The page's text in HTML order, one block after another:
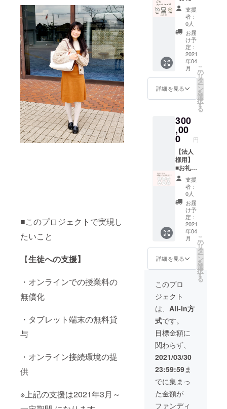
■このプロジェクトで実現し
たいこと
【生徒への支援】
・オンラインでの授業料の
無償化
・タブレット端末の無料貸
与
・オンライン接続環境の提
供
※上記の支援は2021年3月～
入くだ
さい。
で備考
へご記
入くだ
さい。
■注意
・お手
紙の送
付先に
つきま
備考内
へ住
ご記載
くださ
い。 ・
了後、
ご登録
いただ
きまし
たメー
ルアド
レスへ
送付完
了の旨
をお知
らせい
たしま
作品に
つきま
こちら
意した
作品に
す。 ・
いただ
きまし
た送付
先住所
やお名
前等の
個人情
報につ
きまし
ては送
きまし
て住
所、お
名前を
ご記載
くださ
い。 ・
可能な
場合
は、備
考欄へ
ナフル
ネー
ム）の
記入を
お願い
します
・もし
お礼動
画、お
礼メー
ル等不
要な場
合はお
手数で
はござ
います
が、そ
の旨ご
い。 ※
の発行
をご希
望され
る方
は、そ
の旨ご
記載く
ださ
支援
時、必
ず備考
欄にご
希望の
るメー
ルアド
レスに
お送り
しま
す。 ・
作品の
送付先
につき
まして
住所、
さい。
・作品
につき
まして
はこち
らでご
用意し
た作品
になり
ます。
・可能
な場合
は、備
考欄へ
お名前
（漢字/
フリガ
ナフル
記入を
お願い
します
・もし
お礼動
画、お
礼メー
ル等不
要な場
合はお
手数で
はござ
います
が、そ
の旨ご
記載く
直筆の
ものに
なりま
す！ ■
注意 ・
クラウ
ドファ
ンディ
ング終
了後、
登録し
ていた
だいて
メール
アドレ
スにお
送りし
ます。
・作品
の送付
先につ
きまし
て住
所、お
名前を
ご記載
くださ
い。 ・
作品に
つきま
しては
こちら
でご用
意した
作品に
なりま
す。 ・
可能な
場合
は、備
考欄へ
お名前
（漢字/
フリガ
ナフル
ネー
ム）の
記入を
お願い
ジにて
お名前
の掲
示】
【プロ
ジェク
トの進
捗をご
報告】
■内容
支援さ
せて頂
いた生
生・プ
ロジェ
クトメ
ンバー
より直
筆の手
紙 今回
のプロ
ジェク
トメン
バーか
らメッ
セージ
動画 ご
支援者
様へお
礼の
メール
ソロル
ホーム
ページ
にてお
名前の
掲示 プ
ロジェ
クトの
進捗を
ご報告
■詳細
・今回
ご支援
させて
頂いた
生徒、
学生の
皆様よ
メール
＆SNS
にて企
業・商
品のご
紹介＆
プロ
ジェク
ト進捗
状況の
共有：
100,000
円（税
数量制
限な
し）
ホーム
ペー
ジ・活
動報告
書へ法
人名の
記載
（上記
はご希
望者の
み。ご
希望の
方は備
考欄へ
お名前
をご記
入くだ
さい）
※活動報
告書は
ホーム
ページ
にて毎
月公開
させて
頂きま
す。 ＜
リター
ンの内
容＞ ➀
お礼
メール
②プロ
支援
者：
0人
お届
け予
定：
2021
年04
月
詳細を見る
こ
の
リ
タ
ー
ン
を
選
択
す
る
300
,00
0 円
【法人
様用】
■お礼
メール
＆ソロ
ルホー
ムペー
ジにて
企業・
商品紹
介ペー
ジの作
成＆
SNSに
て企
業・商
品のご
紹介＆
プロ
ジェク
ト進捗
状況の
共有：
300,000
円（税
込み、
数量制
限な
し）
ホーム
ペー
ジ・活
支援
者：
0人
お届
け予
定：
2021
年04
月
詳細を見る
こ
の
リ
タ
ー
ン
を
選
択
す
る
このプロ
ジェクト
は、 All-In方
式です。
目標金額に
関わらず、
2021/03/30
23:59:59ま
でに集まっ
た金額が
ファンディ